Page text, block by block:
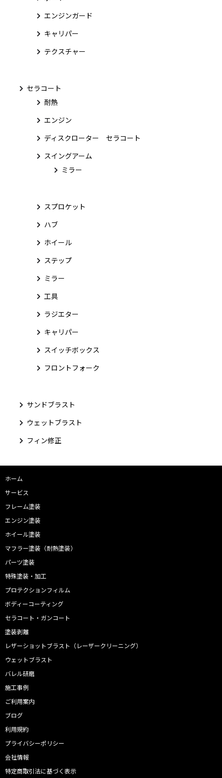
エンジンガード
キャリパー
テクスチャー
セラコート
耐熱
エンジン
ディスクローター セラコート
スイングアーム
ミラー
スプロケット
ハブ
ホイール
ステップ
ミラー
工具
ラジエター
キャリパー
スイッチボックス
フロントフォーク
サンドブラスト
ウェットブラスト
フィン修正
ホーム
サービス
フレーム塗装
エンジン塗装
ホイール塗装
マフラー塗装（耐熱塗装）
パーツ塗装
特殊塗装・加工
プロテクションフィルム
ボディーコーティング
セラコート・ガンコート
塗装剥離
レザーショットブラスト（レーザークリーニング）
ウェットブラスト
バレル研磨
施工事例
ご利用案内
ブログ
利用規約
プライバシーポリシー
会社情報
特定商取引法に基づく表示